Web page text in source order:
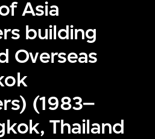
Asia
building
Overseas
(1983–
Thailand